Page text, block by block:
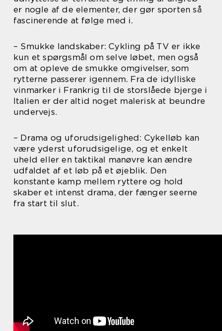
er nogle af de elementer, der gør sporten så
fascinerende at følge med i.
– Smukke landskaber: Cykling på TV er ikke
kun et spørgsmål om selve løbet, men også
om at opleve de smukke omgivelser, som
rytterne passerer igennem. Fra de idylliske
vinmarker i Frankrig til de storslåede bjerge i
Italien er der altid noget malerisk at beundre
undervejs.
– Drama og uforudsigelighed: Cykelløb kan
være yderst uforudsigelige, og et enkelt
uheld eller en taktikal manøvre kan ændre
udfaldet af et løb på et øjeblik. Den
konstante kamp mellem ryttere og hold
skaber et intenst drama, der fænger seerne
fra start til slut.